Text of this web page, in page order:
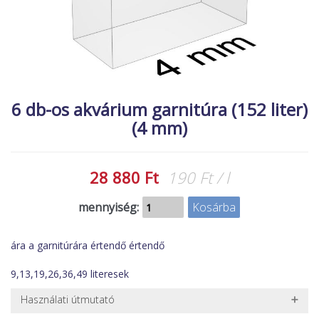
új élőlények
MACSKA
ÉLŐ ÉDESVÍZI
ÉLŐ TENGERI
NÖVÉNYEK
6 db-os akvárium garnitúra (152 liter)
(4 mm)
28 880 Ft 190 Ft / l
mennyiség:
ára a garnitúrára értendő értendő
9,13,19,26,36,49 literesek
Használati útmutató